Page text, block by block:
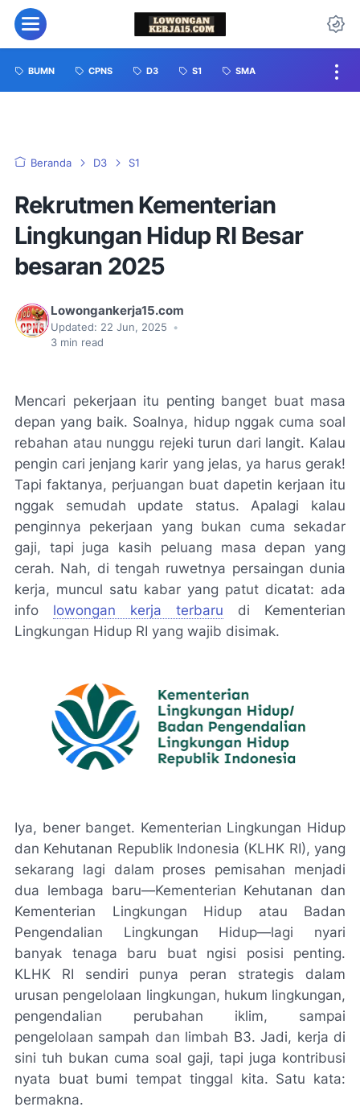
BUMN CPNS D3 S1 SMA
Beranda D3 S1
Rekrutmen Kementerian
Lingkungan Hidup RI Besar
besaran 2025
Lowongankerja15.com
Updated: 22 Jun, 2025
•
3 min read
Mencari pekerjaan itu penting banget buat masa
depan yang baik. Soalnya, hidup nggak cuma soal
rebahan atau nunggu rejeki turun dari langit. Kalau
pengin cari jenjang karir yang jelas, ya harus gerak!
Tapi faktanya, perjuangan buat dapetin kerjaan itu
nggak semudah update status. Apalagi kalau
penginnya pekerjaan yang bukan cuma sekadar
gaji, tapi juga kasih peluang masa depan yang
cerah. Nah, di tengah ruwetnya persaingan dunia
kerja, muncul satu kabar yang patut dicatat: ada
info lowongan kerja terbaru di Kementerian
Lingkungan Hidup RI yang wajib disimak.
Iya, bener banget. Kementerian Lingkungan Hidup
dan Kehutanan Republik Indonesia (KLHK RI), yang
sekarang lagi dalam proses pemisahan menjadi
dua lembaga baru—Kementerian Kehutanan dan
Kementerian Lingkungan Hidup atau Badan
Pengendalian Lingkungan Hidup—lagi nyari
banyak tenaga baru buat ngisi posisi penting.
KLHK RI sendiri punya peran strategis dalam
urusan pengelolaan lingkungan, hukum lingkungan,
pengendalian perubahan iklim, sampai
pengelolaan sampah dan limbah B3. Jadi, kerja di
sini tuh bukan cuma soal gaji, tapi juga kontribusi
nyata buat bumi tempat tinggal kita. Satu kata:
bermakna.